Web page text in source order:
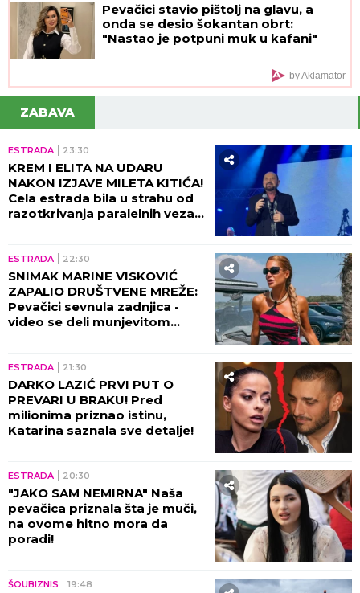
Pevačici stavio pištolj na glavu, a
onda se desio šokantan obrt:
"Nastao je potpuni muk u kafani"
by Aklamator
ZABAVA
ESTRADA 23:30
KREM I ELITA NA UDARU
NAKON IZJAVE MILETA KITIĆA!
Cela estrada bila u strahu od
razotkrivanja paralelnih veza
ESTRADA 22:30
SNIMAK MARINE VISKOVIĆ
ZAPALIO DRUŠTVENE MREŽE:
Pevačici sevnula zadnjica -
video se deli munjevitom
ESTRADA 21:30
DARKO LAZIĆ PRVI PUT O
PREVARI U BRAKU! Pred
milionima priznao istinu,
Katarina saznala sve detalje!
ESTRADA 20:30
"JAKO SAM NEMIRNA" Naša
pevačica priznala šta je muči,
na ovome hitno mora da
poradi!
ŠOUBIZNIS 19:48